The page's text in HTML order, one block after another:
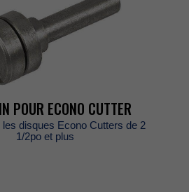
1/2poetplus